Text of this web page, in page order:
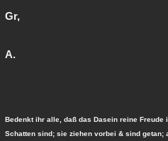
Gr,
A.
Bedenkt ihr alle, daß das Dasein reine
Schatten sind; sie ziehen vorbei & sind getan;